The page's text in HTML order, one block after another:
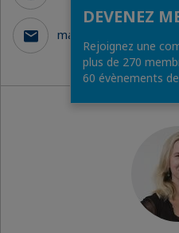
marta@chambre.cz
DEVENEZ
Rejoignez une
plus de 270
60 évènements